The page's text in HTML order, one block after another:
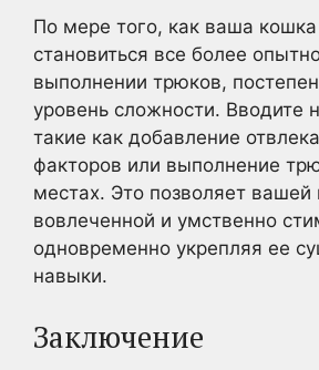
По мере того, как ваша кошка
становиться все более
выполнении трюков,
уровень сложности. Вводите
такие как добавление
факторов или выполнение
местах. Это позволяет
вовлеченной и умственно
одновременно укрепляя ее
навыки.
Заключение